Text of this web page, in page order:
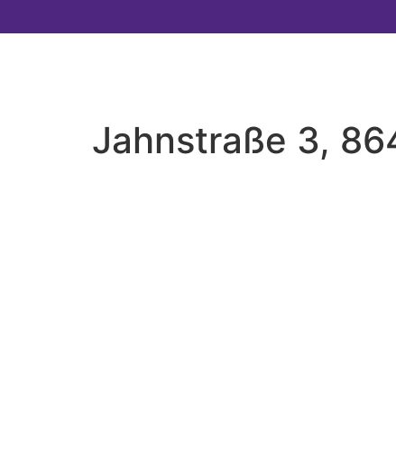
Jahnstraße 3,